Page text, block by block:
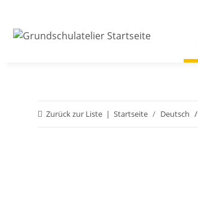
Zurück zur Liste Startseite Deutsch